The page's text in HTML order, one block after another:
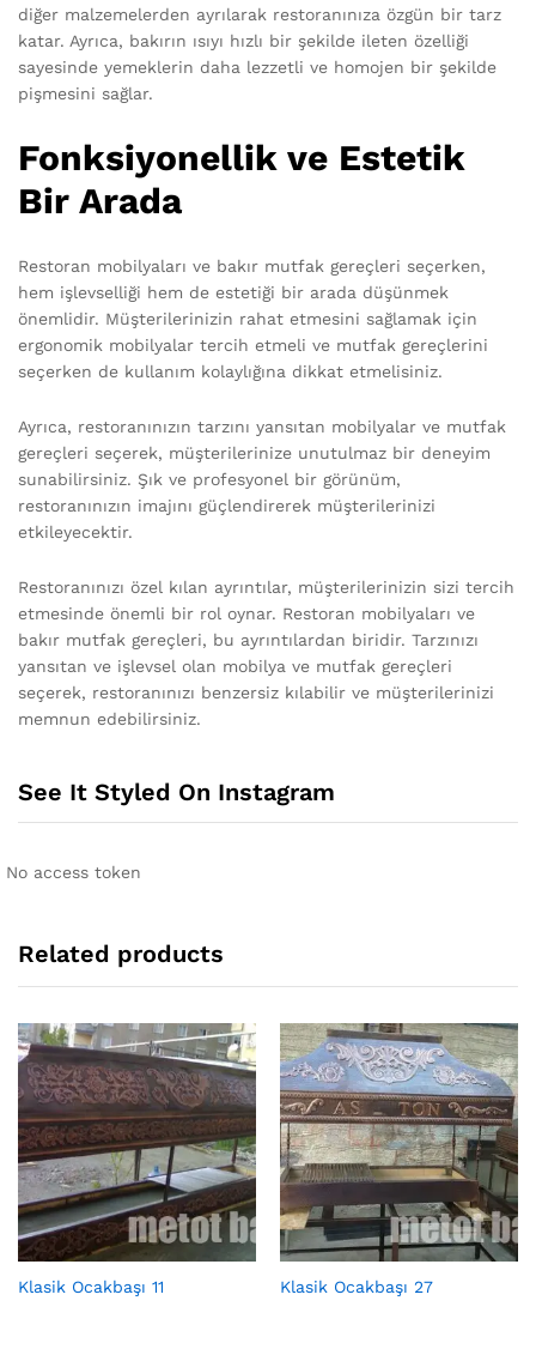
diğer malzemelerden ayrılarak restoranınıza özgün bir tarz
katar. Ayrıca, bakırın ısıyı hızlı bir şekilde ileten özelliği
sayesinde yemeklerin daha lezzetli ve homojen bir şekilde
pişmesini sağlar.
Fonksiyonellik ve Estetik
Bir Arada
Restoran mobilyaları ve bakır mutfak gereçleri seçerken,
hem işlevselliği hem de estetiği bir arada düşünmek
önemlidir. Müşterilerinizin rahat etmesini sağlamak için
ergonomik mobilyalar tercih etmeli ve mutfak gereçlerini
seçerken de kullanım kolaylığına dikkat etmelisiniz.
Ayrıca, restoranınızın tarzını yansıtan mobilyalar ve mutfak
gereçleri seçerek, müşterilerinize unutulmaz bir deneyim
sunabilirsiniz. Şık ve profesyonel bir görünüm,
restoranınızın imajını güçlendirerek müşterilerinizi
etkileyecektir.
Restoranınızı özel kılan ayrıntılar, müşterilerinizin sizi tercih
etmesinde önemli bir rol oynar. Restoran mobilyaları ve
bakır mutfak gereçleri, bu ayrıntılardan biridir. Tarzınızı
yansıtan ve işlevsel olan mobilya ve mutfak gereçleri
seçerek, restoranınızı benzersiz kılabilir ve müşterilerinizi
memnun edebilirsiniz.
See It Styled On Instagram
No access token
Related products
Klasik Ocakbaşı 11 Klasik Ocakbaşı 27